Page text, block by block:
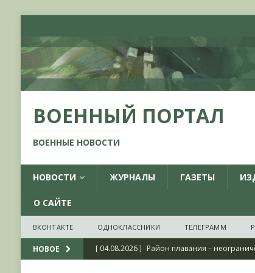
ВОЕННЫЙ ПОРТАЛ
ВОЕННЫЕ НОВОСТИ
НОВОСТИ ЖУРНАЛЫ ГАЗЕТЫ
О САЙТЕ
ВКОНТАКТЕ ОДНОКЛАССНИКИ ТЕЛЕГРАММ
НОВОЕ [ 04.08.2026 ] Район плавания –